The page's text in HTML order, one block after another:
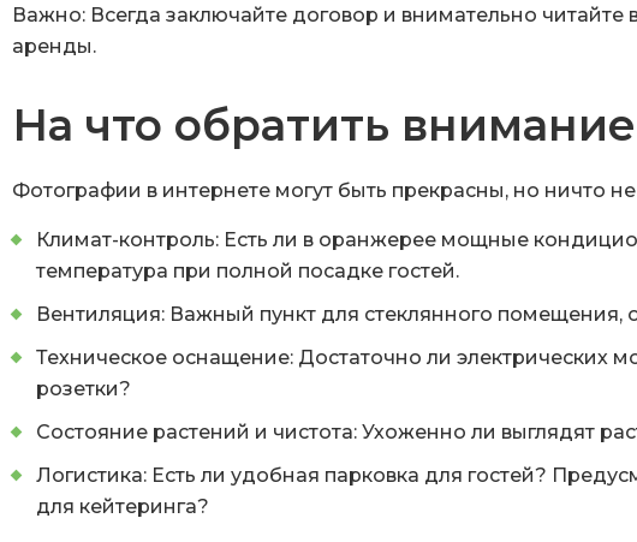
Важно: Всегда заключайте договор и внимательно
аренды.
На что обратить
Фотографии в интернете могут быть прекрасны, но ничто
Климат-контроль: Есть ли в оранжерее мощные
температура при полной посадке гостей.
Вентиляция: Важный пункт для стеклянного
Техническое оснащение: Достаточно ли электрических
розетки?
Состояние растений и чистота: Ухоженно ли выглядят
Логистика: Есть ли удобная парковка для гостей?
для кейтеринга?